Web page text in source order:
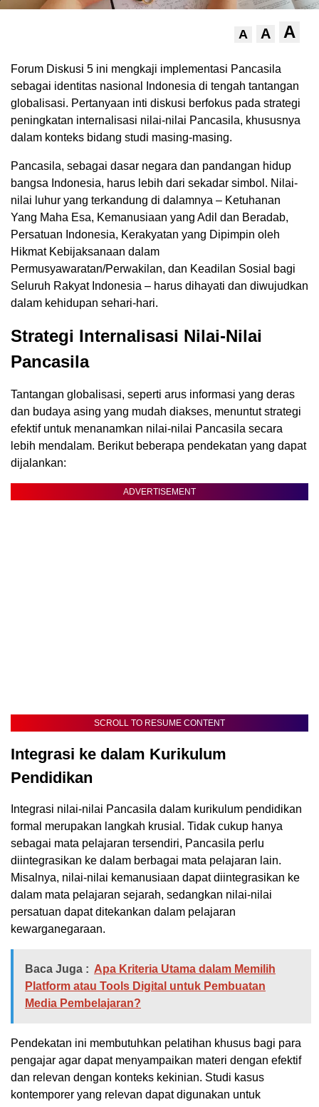
A A A
Forum Diskusi 5 ini mengkaji implementasi Pancasila
sebagai identitas nasional Indonesia di tengah tantangan
globalisasi. Pertanyaan inti diskusi berfokus pada strategi
peningkatan internalisasi nilai-nilai Pancasila, khususnya
dalam konteks bidang studi masing-masing.
Pancasila, sebagai dasar negara dan pandangan hidup
bangsa Indonesia, harus lebih dari sekadar simbol. Nilai-
nilai luhur yang terkandung di dalamnya – Ketuhanan
Yang Maha Esa, Kemanusiaan yang Adil dan Beradab,
Persatuan Indonesia, Kerakyatan yang Dipimpin oleh
Hikmat Kebijaksanaan dalam
Permusyawaratan/Perwakilan, dan Keadilan Sosial bagi
Seluruh Rakyat Indonesia – harus dihayati dan diwujudkan
dalam kehidupan sehari-hari.
Strategi Internalisasi Nilai-Nilai
Pancasila
Tantangan globalisasi, seperti arus informasi yang deras
dan budaya asing yang mudah diakses, menuntut strategi
efektif untuk menanamkan nilai-nilai Pancasila secara
lebih mendalam. Berikut beberapa pendekatan yang dapat
dijalankan:
ADVERTISEMENT
SCROLL TO RESUME CONTENT
Integrasi ke dalam Kurikulum
Pendidikan
Integrasi nilai-nilai Pancasila dalam kurikulum pendidikan
formal merupakan langkah krusial. Tidak cukup hanya
sebagai mata pelajaran tersendiri, Pancasila perlu
diintegrasikan ke dalam berbagai mata pelajaran lain.
Misalnya, nilai-nilai kemanusiaan dapat diintegrasikan ke
dalam mata pelajaran sejarah, sedangkan nilai-nilai
persatuan dapat ditekankan dalam pelajaran
kewarganegaraan.
Baca Juga : Apa Kriteria Utama dalam Memilih
Platform atau Tools Digital untuk Pembuatan
Media Pembelajaran?
Pendekatan ini membutuhkan pelatihan khusus bagi para
pengajar agar dapat menyampaikan materi dengan efektif
dan relevan dengan konteks kekinian. Studi kasus
kontemporer yang relevan dapat digunakan untuk